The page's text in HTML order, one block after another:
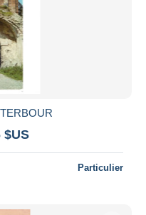
$US
Particulier